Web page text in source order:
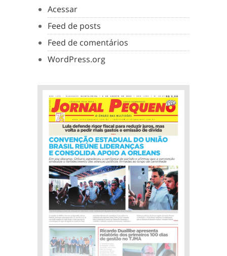
Acessar
Feed de posts
Feed de comentários
WordPress.org